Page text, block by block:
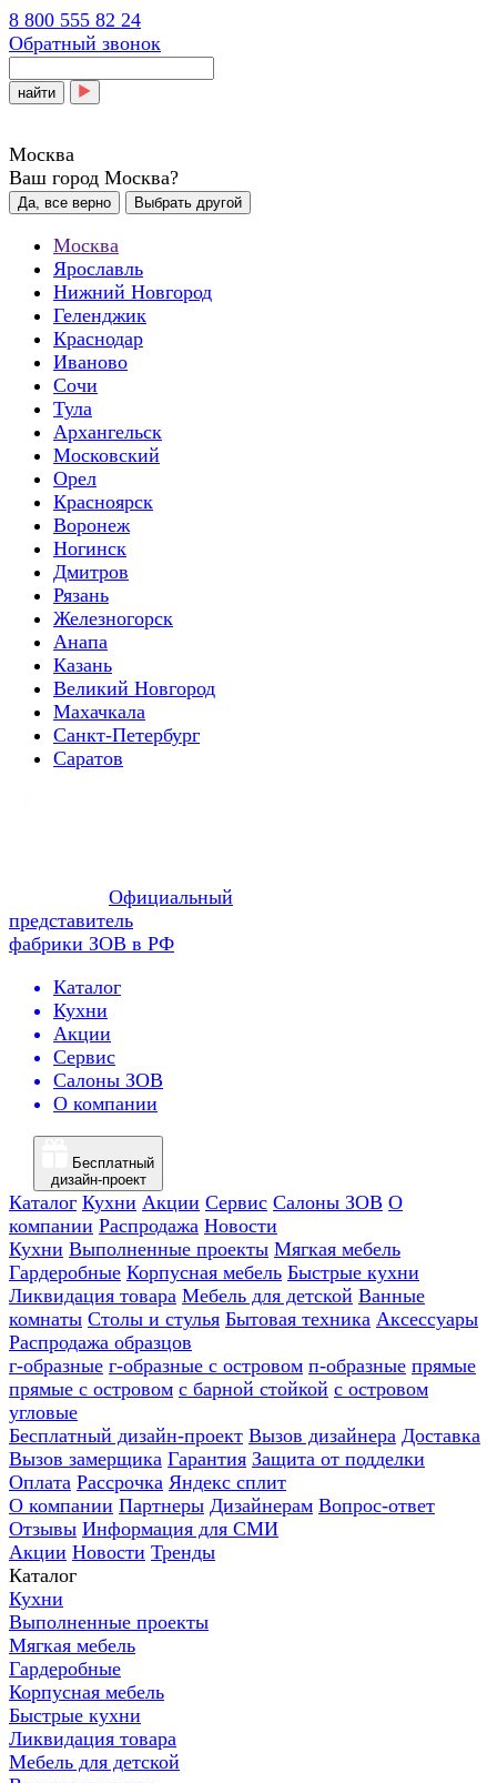
8 800 555 82 24
Обратный звонок
найти
Москва
Ваш город Москва?
Да, все верно Выбрать другой
Москва
Ярославль
Нижний Новгород
Геленджик
Краснодар
Иваново
Сочи
Тула
Архангельск
Московский
Орел
Красноярск
Воронеж
Ногинск
Дмитров
Рязань
Железногорск
Анапа
Казань
Великий Новгород
Махачкала
Санкт-Петербург
Саратов
Официальный
представитель
фабрики ЗОВ в РФ
Каталог
Кухни
Акции
Сервис
Салоны ЗОВ
О компании
Бесплатный
дизайн-проект
Каталог Кухни Акции Сервис Салоны ЗОВ О
компании Распродажа Новости
Кухни Выполненные проекты Мягкая мебель
Гардеробные Корпусная мебель Быстрые кухни
Ликвидация товара Мебель для детской Ванные
комнаты Столы и стулья Бытовая техника Аксессуары
Распродажа образцов
г-образные г-образные с островом п-образные прямые
прямые с островом с барной стойкой с островом
угловые
Бесплатный дизайн-проект Вызов дизайнера Доставка
Вызов замерщика Гарантия Защита от подделки
Оплата Рассрочка Яндекс сплит
О компании Партнеры Дизайнерам Вопрос-ответ
Отзывы Информация для СМИ
Акции Новости Тренды
Каталог
Кухни
Выполненные проекты
Мягкая мебель
Гардеробные
Корпусная мебель
Быстрые кухни
Ликвидация товара
Мебель для детской